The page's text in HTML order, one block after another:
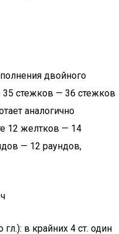
двойного
стежков — 36 стежков
аналогично
12 желтков — 14
— 12 раундов,
в крайних 4 ст. один